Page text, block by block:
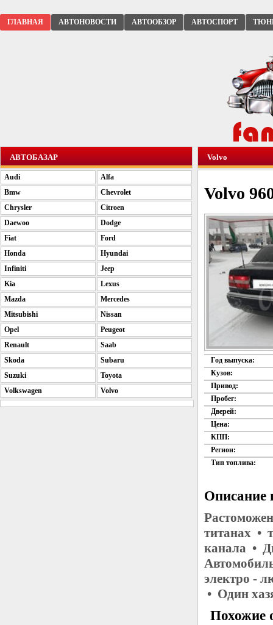
ГЛАВНАЯ АВТОНОВОСТИ АВТООБЗОР АВТОСПОРТ
Volvo
Volvo
Год выпуска:
Кузов:
Привод:
Пробег:
Дверей:
Цена:
КПП:
Регион:
Тип топлива:
Описание
титанах •
канала •
электро -
• Один
Похожие
АВТОБАЗАР
Audi
Alfa
Bmw
Chevrolet
Chrysler
Citroen
Daewoo
Dodge
Fiat
Ford
Honda
Hyundai
Infiniti
Jeep
Kia
Lexus
Mazda
Mercedes
Mitsubishi
Nissan
Opel
Peugeot
Renault
Saab
Skoda
Subaru
Suzuki
Toyota
Volkswagen
Volvo